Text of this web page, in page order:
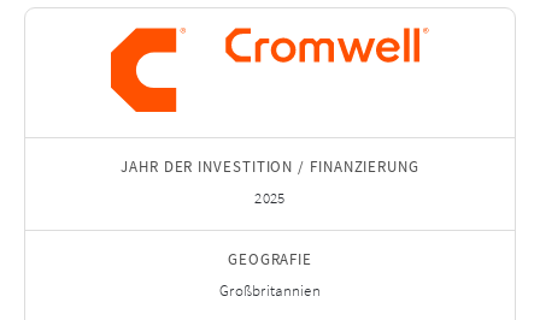
JAHR DER INVESTITION / FINANZIERUNG
2025
GEOGRAFIE
Großbritannien